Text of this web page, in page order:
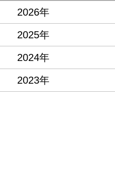
2026年
2025年
2024年
2023年